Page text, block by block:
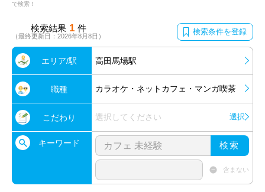
で検索！
検索結果 1 件
（最終更新日：2026年8月8日） 検索条件を登録
エリア/駅 高田馬場駅
職種 カラオケ・ネットカフェ・マンガ喫茶
こだわり 選択してください 選択
キーワード 検索
含まない